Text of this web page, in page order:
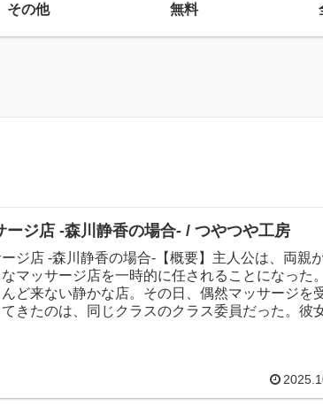
その他 無料
ージ店 -森川静香の場合- / つやつや工房
ジ店 -森川静香の場合-【概要】主人公は、両親
マッサージ店を一時的に任されることになった
ど来ない静かな店。その日、偶然マッサージを
きたのは、同じクラスのクラス委員だった。彼